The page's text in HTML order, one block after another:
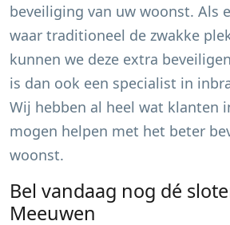
beveiliging van uw woonst. Als
waar traditioneel de zwakke
kunnen we deze extra
is dan ook een specialist in
Wij hebben al heel wat klanten
mogen helpen met het beter
woonst.
Bel vandaag nog dé
Meeuwen